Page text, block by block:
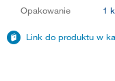
Opakowanie
1
Link do produktu w